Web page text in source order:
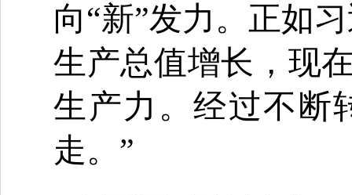
向“新”发力。正如
生产总值增长，现
生产力。经过不断
走。”